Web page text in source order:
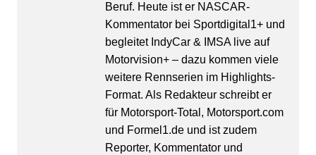
Beruf. Heute ist er NASCAR-
Kommentator bei Sportdigital1+ und
begleitet IndyCar & IMSA live auf
Motorvision+ – dazu kommen viele
weitere Rennserien im Highlights-
Format. Als Redakteur schreibt er
für Motorsport-Total, Motorsport.com
und Formel1.de und ist zudem
Reporter, Kommentator und